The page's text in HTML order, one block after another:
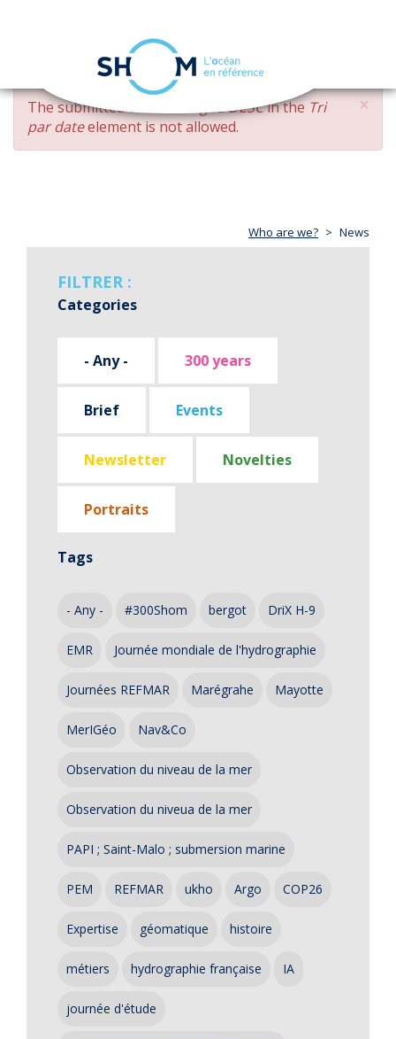
Skip
main
content
navigation
×
ERROR
MESSAGE
The submitted value changed DESCin the Tri
par dateelement is not allowed.
Who are we? News
FILTRER :
Categories
- Any - 300 years
Brief Events
Newsletter Novelties
Portraits
Tags
- Any - #300Shom bergot DriX H-9
EMR Journée mondiale de l'hydrographie
Journées REFMAR Marégrahe Mayotte
MerIGéo Nav&Co
Observation du niveau de la mer
Observation du niveua de la mer
PAPI ; Saint-Malo ; submersion marine
PEM REFMAR ukho Argo COP26
Expertise géomatique histoire
métiers hydrographie française IA
journée d'étude